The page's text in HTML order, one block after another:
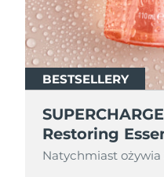
BESTSELLERY
Restoring
Natychmiast